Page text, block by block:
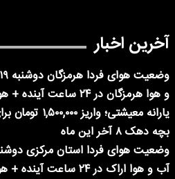
آخرین اخبار
و هوا هرمزگان در ۲۴ ساعت آینده + هواشناسی هرمزگان
بچه دهک ۸ آخر این ماه
آب و هوا اراک در ۲۴ ساعت آینده + هواشناسی اراک